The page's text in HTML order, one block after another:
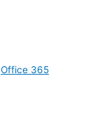
Office 365